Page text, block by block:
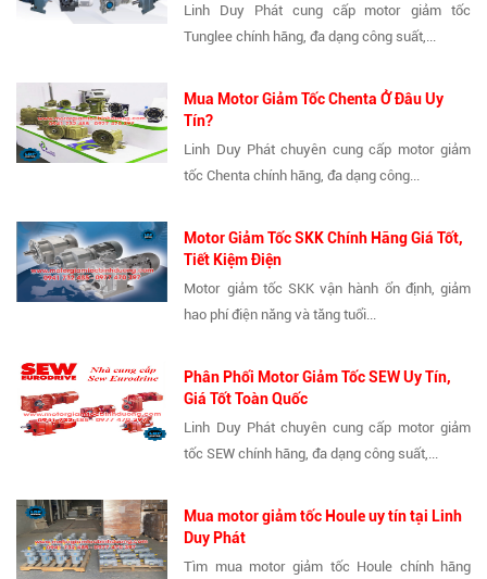
Linh Duy Phát cung cấp motor giảm tốc
Tunglee chính hãng, đa dạng công suất,...
Mua Motor Giảm Tốc Chenta Ở Đâu Uy
Tín?
Linh Duy Phát chuyên cung cấp motor giảm
tốc Chenta chính hãng, đa dạng công...
Motor Giảm Tốc SKK Chính Hãng Giá Tốt,
Tiết Kiệm Điện
Motor giảm tốc SKK vận hành ổn định, giảm
hao phí điện năng và tăng tuổi...
Phân Phối Motor Giảm Tốc SEW Uy Tín,
Giá Tốt Toàn Quốc
Linh Duy Phát chuyên cung cấp motor giảm
tốc SEW chính hãng, đa dạng công suất,...
Mua motor giảm tốc Houle uy tín tại Linh
Duy Phát
Tìm mua motor giảm tốc Houle chính hãng